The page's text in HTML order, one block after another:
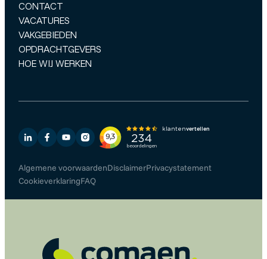
CONTACT
VACATURES
VAKGEBIEDEN
OPDRACHTGEVERS
HOE WIJ WERKEN
Algemene voorwaardenDisclaimerPrivacystatement
CookieverklaringFAQ